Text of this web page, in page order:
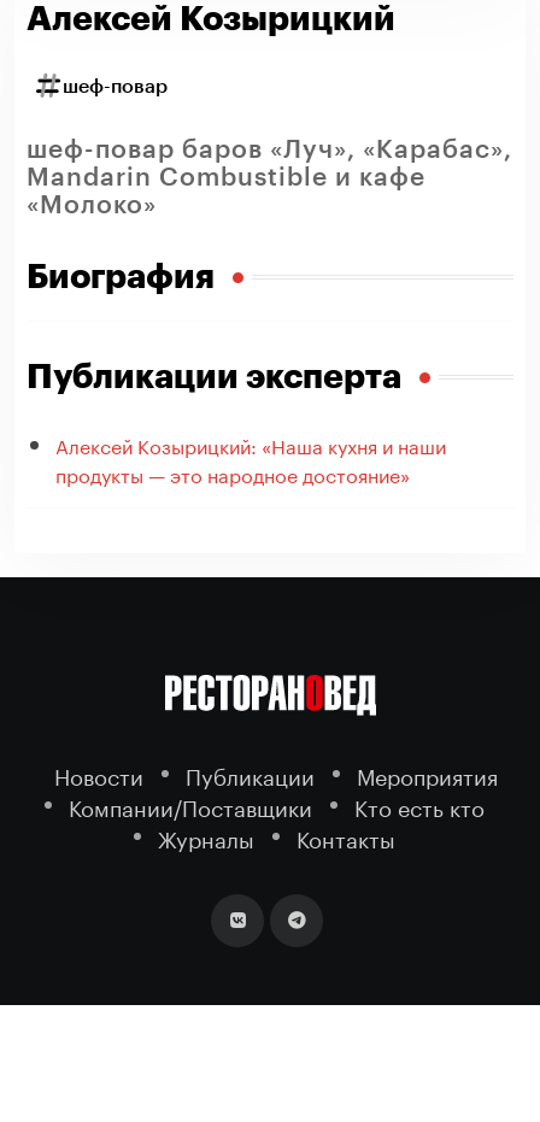
Алексей Козырицкий
шеф-повар
шеф-повар баров «Луч», «Карабас»,
Mandarin Combustible и кафе
«Молоко»
Биография
Публикации эксперта
Алексей Козырицкий: «Наша кухня и наши
продукты — это народное достояние»
Новости Публикации
Мероприятия
Компании/Поставщики
Кто есть кто
Журналы
Контакты